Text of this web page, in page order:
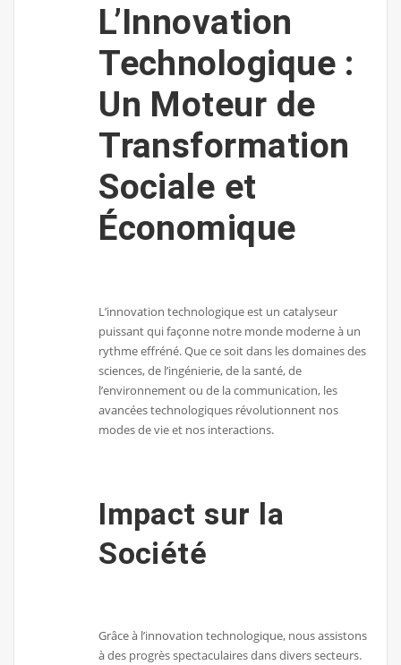
L’Innovation
Technologique :
Un Moteur de
Transformation
Sociale et
Économique
L’innovation technologique est un catalyseur
puissant qui façonne notre monde moderne à un
rythme effréné. Que ce soit dans les domaines des
sciences, de l’ingénierie, de la santé, de
l’environnement ou de la communication, les
avancées technologiques révolutionnent nos
modes de vie et nos interactions.
Impact sur la
Société
Grâce à l’innovation technologique, nous assistons
à des progrès spectaculaires dans divers secteurs.